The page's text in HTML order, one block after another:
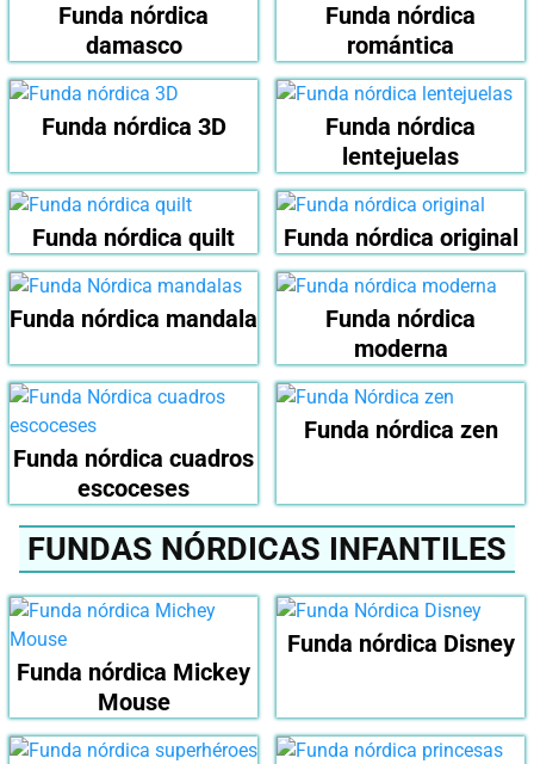
Funda nórdica
damasco
Funda nórdica
romántica
Funda nórdica 3D
Funda nórdica
lentejuelas
Funda nórdica quilt Funda nórdica original
Funda nórdica mandala
Funda nórdica
moderna
Funda nórdica cuadros
escoceses
Funda nórdica zen
FUNDAS NÓRDICAS INFANTILES
Funda nórdica Mickey
Mouse
Funda nórdica Disney